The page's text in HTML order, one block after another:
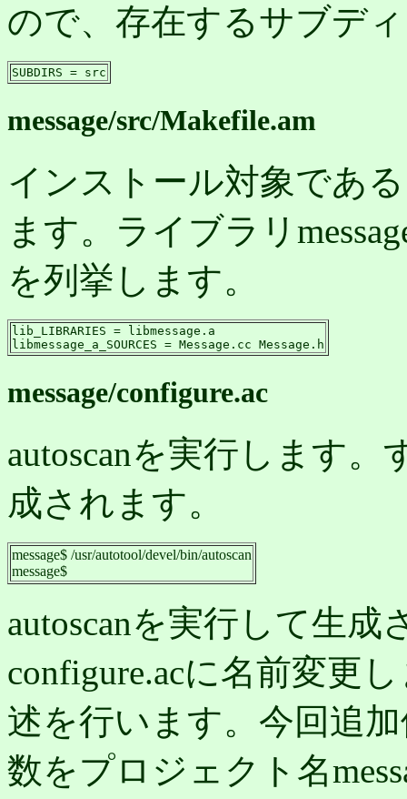
ので、存在するサブデ
SUBDIRS = src
message/src/Makefile.am
インストール対象であ
ます。ライブラリ
を列挙します。
lib_LIBRARIES = libmessage.a
libmessage_a_SOURCES = Message.cc Message.h
message/configure.ac
autoscanを実行します。
成されます。
message$ /usr/autotool/devel/bin/autoscan
message$
autoscanを実行して生成
configure.acに名前変更
述を行います。今回追
数をプロジェクト名